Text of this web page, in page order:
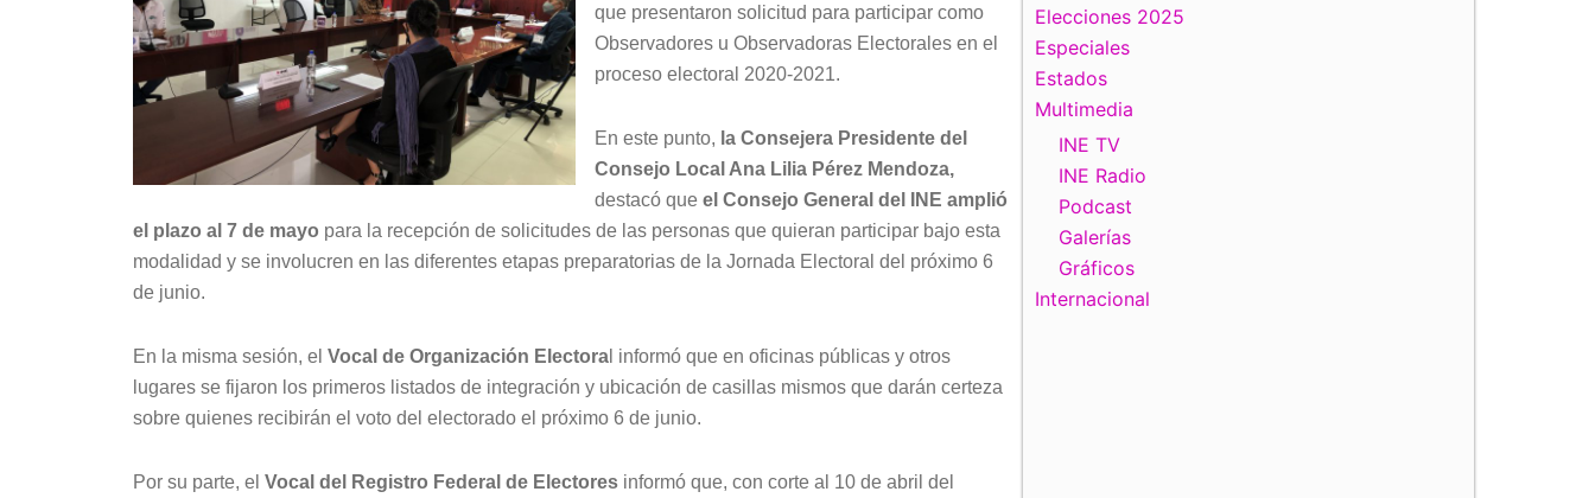
que presentaron solicitud para participar como
Observadores u Observadoras Electorales en el
proceso electoral 2020-2021.
En este punto, la Consejera Presidente del
Consejo Local Ana Lilia Pérez Mendoza,
destacó que el Consejo General del INE amplió
el plazo al 7 de mayo para la recepción de solicitudes de las personas que quieran participar bajo esta
modalidad y se involucren en las diferentes etapas preparatorias de la Jornada Electoral del próximo 6
de junio.
En la misma sesión, el Vocal de Organización Electora l informó que en oficinas públicas y otros
lugares se fijaron los primeros listados de integración y ubicación de casillas mismos que darán certeza
sobre quienes recibirán el voto del electorado el próximo 6 de junio.
Por su parte, el Vocal del Registro Federal de Electores informó que, con corte al 10 de abril del
Elecciones 2025
Especiales
Estados
Multimedia
INE TV
INE Radio
Podcast
Galerías
Gráficos
Internacional